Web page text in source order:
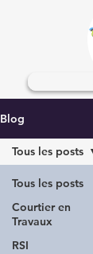
Blog
Tous les posts
Courtier en
Travaux
RSI
Tous les posts